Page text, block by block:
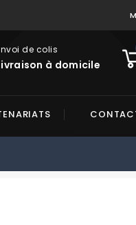
de colis
à domicile